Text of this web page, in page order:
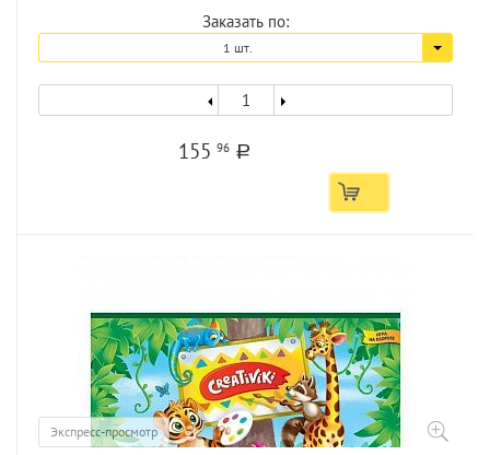
Заказать по:
1 шт.
15596 a
Экспресс-просмотр